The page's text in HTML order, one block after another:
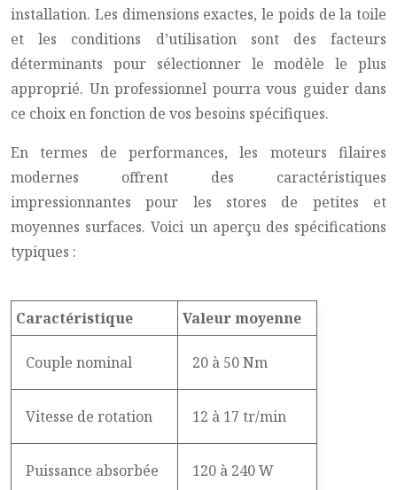
installation. Les dimensions exactes, le poids de la toile
et les conditions d’utilisation sont des facteurs
déterminants pour sélectionner le modèle le plus
approprié. Un professionnel pourra vous guider dans
ce choix en fonction de vos besoins spécifiques.
En termes de performances, les moteurs filaires
modernes offrent des caractéristiques
impressionnantes pour les stores de petites et
moyennes surfaces. Voici un aperçu des spécifications
typiques :
Caractéristique Valeur moyenne
Couple nominal 20 à 50 Nm
Vitesse de rotation 12 à 17 tr/min
Puissance absorbée 120 à 240 W